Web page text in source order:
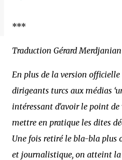
***
Traduction Gérard
En plus de la version officielle
dirigeants turcs aux médias
intéressant d'avoir le point de
mettre en pratique les dites
Une fois retiré le bla-bla plus
et journalistique, on atteint